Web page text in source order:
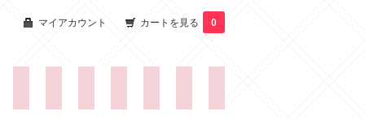
マイアカウント カートを見る 0